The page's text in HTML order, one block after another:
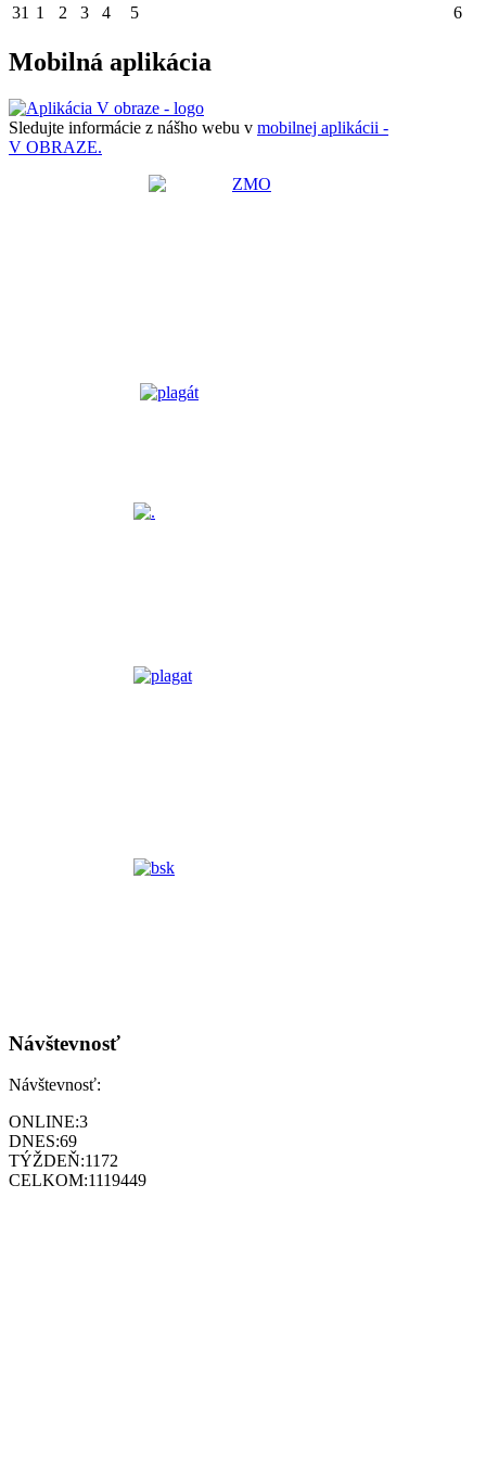
31 1 2 3 4 5 6
Mobilná aplikácia
Sledujte informácie z nášho webu v mobilnej aplikácii -
V OBRAZE.
Návštevnosť
Návštevnosť:
ONLINE:3
DNES:69
TÝŽDEŇ:1172
CELKOM:1119449